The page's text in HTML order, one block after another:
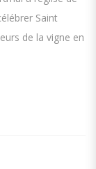
Saint
de la vigne en